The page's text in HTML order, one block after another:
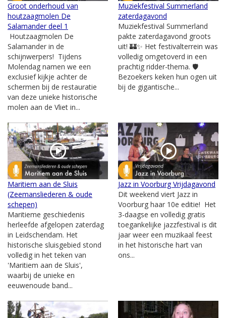
Groot onderhoud van
houtzaagmolen De
Salamander deel 1
Houtzaagmolen De
Salamander in de
schijnwerpers! Tijdens
Molendag namen we een
exclusief kijkje achter de
schermen bij de restauratie
van deze unieke historische
molen aan de Vliet in...
Muziekfestival Summerland
zaterdagavond
Muziekfestival Summerland
pakte zaterdagavond groots
uit! 🏰✨ Het festivalterrein was
volledig omgetoverd in een
prachtig ridder-thema. 🛡️
Bezoekers keken hun ogen uit
bij de gigantische...
Maritiem aan de Sluis
(Zeemansliederen & oude
schepen)
Maritieme geschiedenis
herleefde afgelopen zaterdag
in Leidschendam. Het
historische sluisgebied stond
volledig in het teken van
'Maritiem aan de Sluis',
waarbij de unieke en
eeuwenoude band...
Jazz in Voorburg Vrijdagavond
Dit weekend viert Jazz in
Voorburg haar 10e editie! Het
3-daagse en volledig gratis
toegankelijke jazzfestival is dit
jaar weer een muzikaal feest
in het historische hart van
ons...